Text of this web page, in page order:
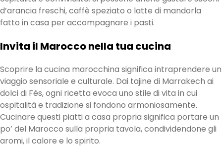
d’arancia freschi, caffè speziato o latte di mandorla
fatto in casa per accompagnare i pasti.
Invita il Marocco nella tua cucina
Scoprire la cucina marocchina significa intraprendere un
viaggio sensoriale e culturale. Dai tajine di Marrakech ai
dolci di Fès, ogni ricetta evoca uno stile di vita in cui
ospitalità e tradizione si fondono armoniosamente.
Cucinare questi piatti a casa propria significa portare un
po’ del Marocco sulla propria tavola, condividendone gli
aromi, il calore e lo spirito.